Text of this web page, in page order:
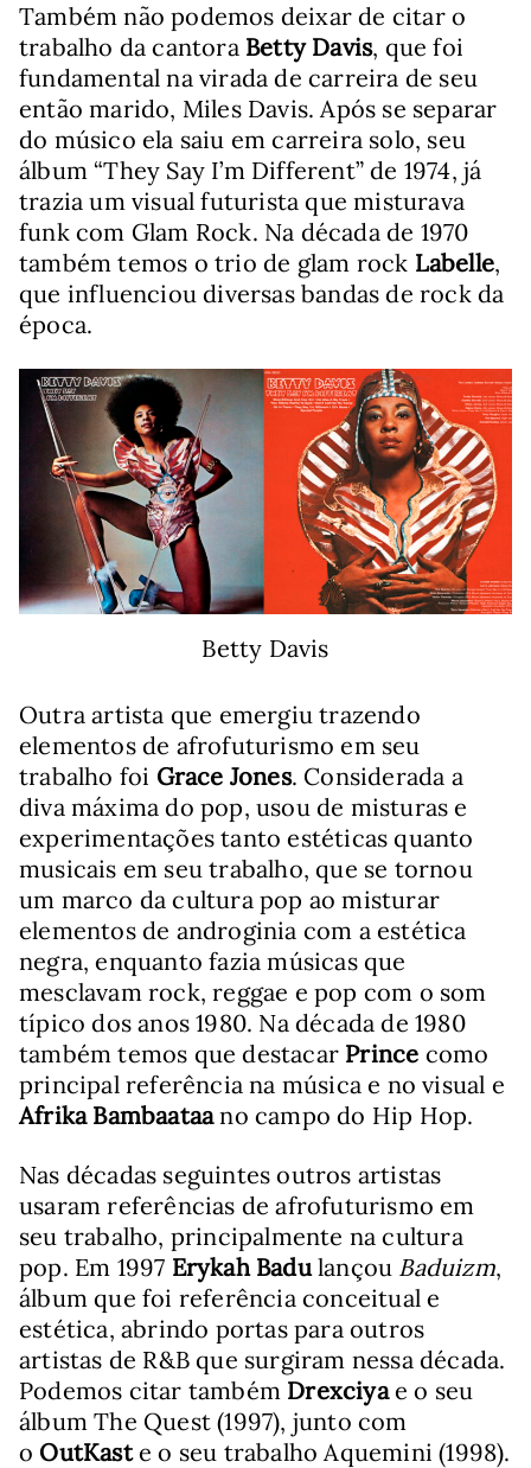
Também não podemos deixar de citar o
trabalho da cantora Betty Davis, que foi
fundamental na virada de carreira de seu
então marido, Miles Davis. Após se separar
do músico ela saiu em carreira solo, seu
álbum “They Say I’m Different” de 1974, já
trazia um visual futurista que misturava
funk com Glam Rock. Na década de 1970
também temos o trio de glam rock Labelle,
que influenciou diversas bandas de rock da
época.
Betty Davis
Outra artista que emergiu trazendo
elementos de afrofuturismo em seu
trabalho foi Grace Jones. Considerada a
diva máxima do pop, usou de misturas e
experimentações tanto estéticas quanto
musicais em seu trabalho, que se tornou
um marco da cultura pop ao misturar
elementos de androginia com a estética
negra, enquanto fazia músicas que
mesclavam rock, reggae e pop com o som
típico dos anos 1980. Na década de 1980
também temos que destacar Prince como
principal referência na música e no visual e
Afrika Bambaataano campo do Hip Hop.
Nas décadas seguintes outros artistas
usaram referências de afrofuturismo em
seu trabalho, principalmente na cultura
pop. Em 1997 Erykah Badulançou Baduizm,
álbum que foi referência conceitual e
estética, abrindo portas para outros
artistas de R&B que surgiram nessa década.
Podemos citar também Drexciyae o seu
álbum The Quest (1997), junto com
o OutKaste o seu trabalho Aquemini (1998).